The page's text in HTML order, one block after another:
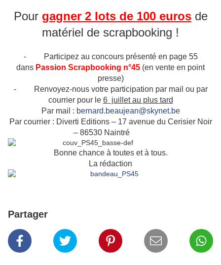
Pour gagner 2 lots de 100 eurosde
matériel de scrapbooking !
-
Participez au concours présenté en page 55
dans Passion Scrapbooking n°45 (en vente en point
presse)
-
Renvoyez-nous votre participation par mail ou par
courrier pour le 6 juillet au plus tard
Par mail : bernard.beaujean@skynet.be
Par courrier : Diverti Editions – 17 avenue du Cerisier Noir
– 86530 Naintré
Bonne chance à toutes et à tous.
La rédaction
Partager